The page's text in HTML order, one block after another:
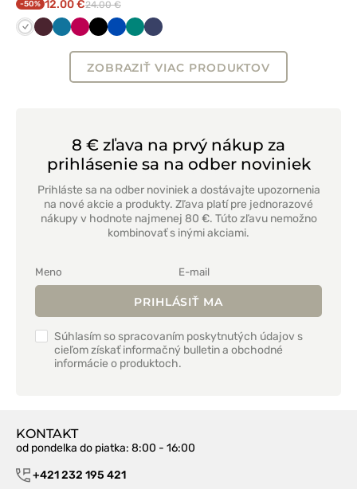
-50% 12.00 €24.00 €
BielaBurgundová
Karibská
SlivkováČiernaKrálovska
ZelenáNámornícky
ZOBRAZIŤ VIAC PRODUKTOV
8 € zľava na prvý nákup za
prihlásenie sa na odber noviniek
Prihláste sa na odber noviniek a dostávajte upozornenia
na nové akcie a produkty. Zľava platí pre jednorazové
nákupy v hodnote najmenej 80 €. Túto zľavu nemožno
kombinovať s inými akciami.
PRIHLÁSIŤ MA
Súhlasím so spracovaním poskytnutých údajov s
cieľom získať informačný bulletin a obchodné
informácie o produktoch.
KONTAKT
od pondelka do piatka: 8:00 - 16:00
+421 232 195 421